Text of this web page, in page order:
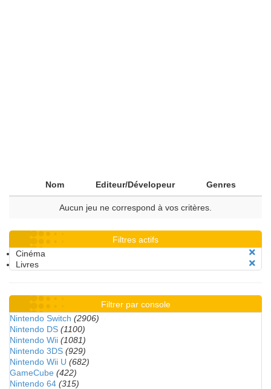
Nom Editeur/Dévelopeur Genres
Aucun jeu ne correspond à vos critères.
Filtres actifs
Cinéma
Livres
Filtrer par console
Nintendo Switch (2906)
Nintendo DS (1100)
Nintendo Wii (1081)
Nintendo 3DS (929)
Nintendo Wii U (682)
GameCube (422)
Nintendo 64 (315)